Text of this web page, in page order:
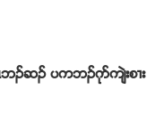
ဥဆဥ ပကဘဥဂုဏက်ဲးစ႕း